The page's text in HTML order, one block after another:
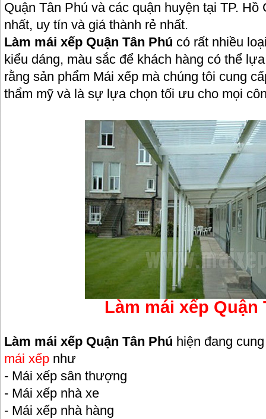
Quận Tân Phú và các quận huyện tại TP.
nhất, uy tín và giá thành rẻ nhất.
Làm mái xếp Quận Tân Phú có rất nhiều
kiểu dáng, màu sắc để khách hàng có thể
rằng sản phẩm Mái xếp mà chúng tôi cung
thẩm mỹ và là sự lựa chọn tối ưu cho mọi
Làm mái xếp Quận
Làm mái xếp Quận Tân Phú hiện đang
mái xếp như
- Mái xếp sân thượng
- Mái xếp nhà xe
- Mái xếp nhà hàng